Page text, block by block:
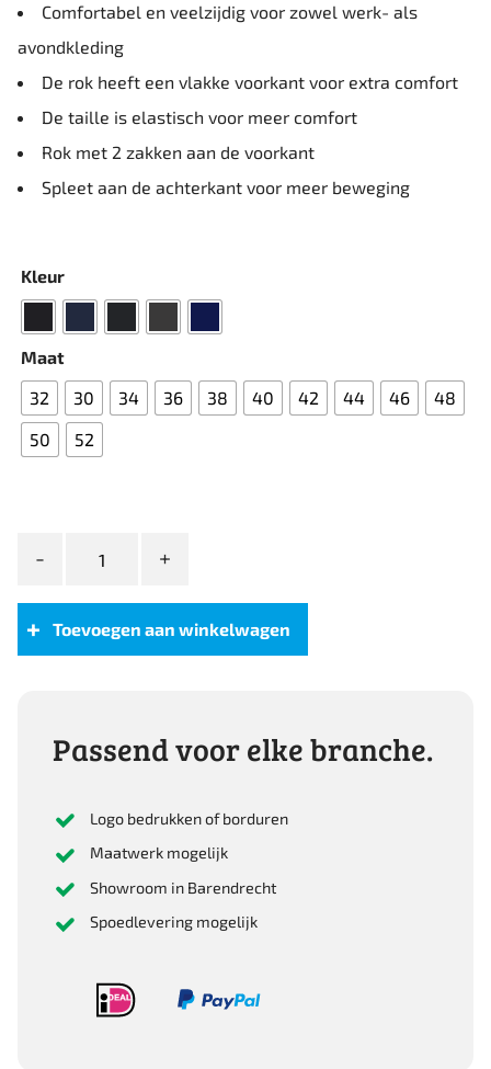
Comfortabel en veelzijdig voor zowel werk- als
avondkleding
De rok heeft een vlakke voorkant voor extra comfort
De taille is elastisch voor meer comfort
Rok met 2 zakken aan de voorkant
Spleet aan de achterkant voor meer beweging
Kleur
Maat
32
30 34 36 38 40 42 44 46
48
50
52
Traveller
Fit
aantal
Toevoegen aan winkelwagen
Passend voor elke branche.
Logo bedrukken of borduren
Maatwerk mogelijk
Showroom in Barendrecht
Spoedlevering mogelijk